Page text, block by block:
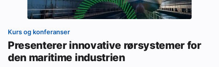
Kurs og konferanser
Presenterer innovative rørsystemer for
den maritime industrien